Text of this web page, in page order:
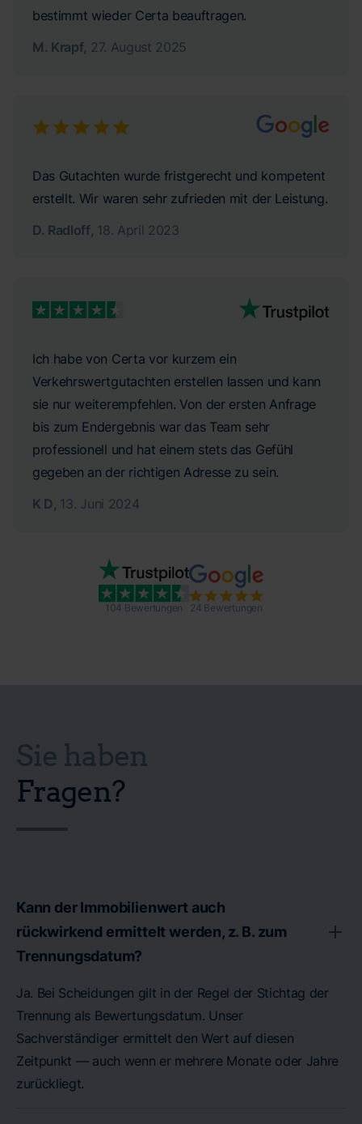
bestimmt wieder Certa beauftragen.
M. Krapf, 27. August 2025
Das Gutachten wurde fristgerecht und kompetent
erstellt. Wir waren sehr zufrieden mit der Leistung.
D. Radloff, 18. April 2023
Ich habe von Certa vor kurzem ein
Verkehrswertgutachten erstellen lassen und kann
sie nur weiterempfehlen. Von der ersten Anfrage
bis zum Endergebnis war das Team sehr
professionell und hat einem stets das Gefühl
gegeben an der richtigen Adresse zu sein.
K D, 13. Juni 2024
104 Bewertungen 24 Bewertungen
Sie haben
Fragen?
Kann der Immobilienwert auch
rückwirkend ermittelt werden, z. B. zum
Trennungsdatum?
Ja. Bei Scheidungen gilt in der Regel der Stichtag der
Trennung als Bewertungsdatum. Unser
Sachverständiger ermittelt den Wert auf diesen
Zeitpunkt — auch wenn er mehrere Monate oder Jahre
zurückliegt.